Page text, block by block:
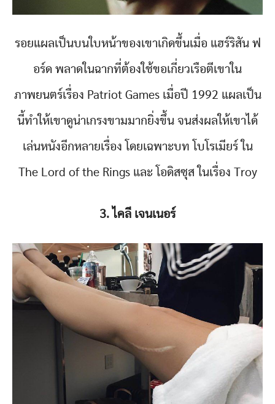
รอยแผลเป็นบนใบหน้าของเขาเกิดขึ้นเมื่อ แฮร์ริสัน ฟ
อร์ด พลาดในฉากที่ต้องใช้ขอเกี่ยวเรือตีเขาใน
ภาพยนตร์เรื่อง Patriot Games เมื่อปี 1992 แผลเป็น
นี้ทำให้เขาดูน่าเกรงขามมากยิ่งขึ้น จนส่งผลให้เขาได้
เล่นหนังอีกหลายเรื่อง โดยเฉพาะบท โบโรเมียร์ ใน
The Lord of the Rings และ โอดิสซุส ในเรื่อง Troy
3. ไคลี เจนเนอร์